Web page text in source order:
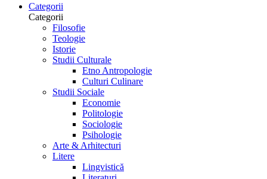
Categorii
Categorii
Filosofie
Teologie
Istorie
Studii Culturale
Etno Antropologie
Culturi Culinare
Studii Sociale
Economie
Politologie
Sociologie
Psihologie
Arte & Arhitecturi
Litere
Lingvistică